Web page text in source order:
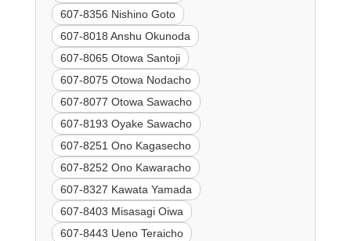
607-8356 Nishino Goto
607-8018 Anshu Okunoda
607-8065 Otowa Santoji
607-8075 Otowa Nodacho
607-8077 Otowa Sawacho
607-8193 Oyake Sawacho
607-8251 Ono Kagasecho
607-8252 Ono Kawaracho
607-8327 Kawata Yamada
607-8403 Misasagi Oiwa
607-8443 Ueno Teraicho